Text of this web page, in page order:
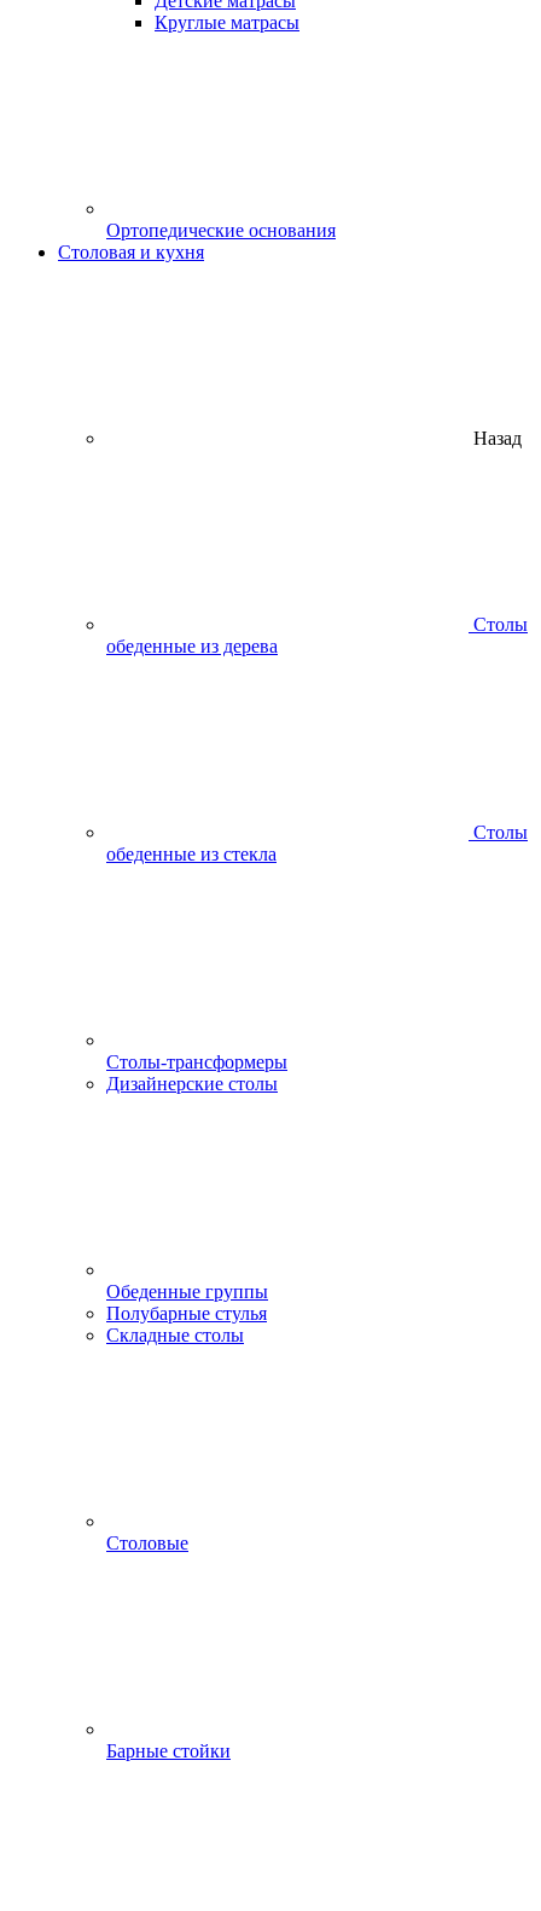
Круглые матрасы
Ортопедические основания
Столовая и кухня
Назад
Столы
обеденные из дерева
Столы
обеденные из стекла
Столы-трансформеры
Дизайнерские столы
Обеденные группы
Полубарные стулья
Складные столы
Столовые
Барные стойки